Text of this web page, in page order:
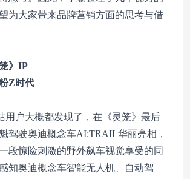
为大家带来品牌营销方面的思考与借
》IP
Z时代
用户大概都发现了，在《灵笼》最后
驾驶奥迪概念车AI:TRAIL华丽亮相，
段惊险刺激的野外飙车视觉享受的同
知奥迪概念车智能无人机、自动驾